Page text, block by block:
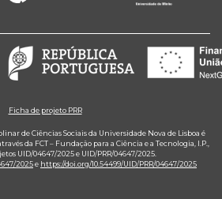
Ficha de projeto PRR
de Ciências Sociais da Universidade Nova de Lisboa é
da FCT – Fundação para a Ciência e a Tecnologia, I.P.,
UID/04647/2025 e UID/PRR/04647/2025.
2025e https://doi.org/10.54499/UID/PRR/04647/2025